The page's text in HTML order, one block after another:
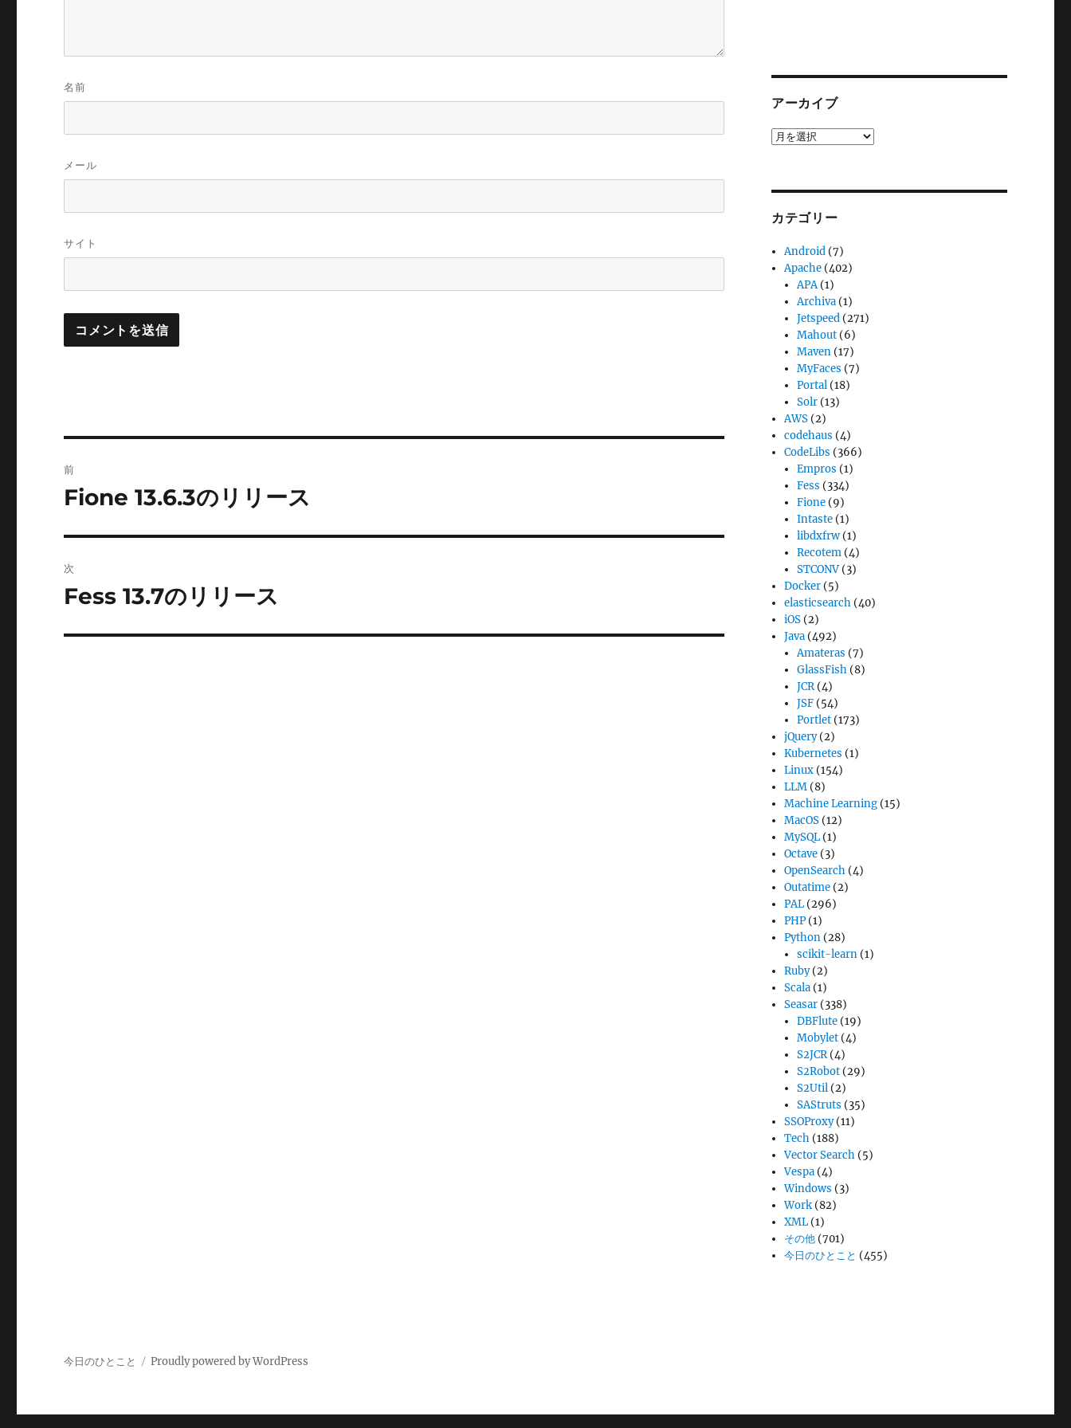
名前
メール
サイト
稿
ゲ
前
前
投
稿:
Fione 13.6.3のリリース
次
次
投
Fess 13.7のリリース
アーカイブ
ア
カテゴリー
Android (7)
Apache (402)
APA(1)
Archiva (1)
Jetspeed (271)
Mahout (6)
Maven (17)
MyFaces (7)
Portal (18)
Solr (13)
AWS (2)
codehaus (4)
CodeLibs (366)
Empros (1)
Fess (334)
Fione (9)
Intaste (1)
libdxfrw (1)
Recotem (4)
STCONV (3)
Docker (5)
elasticsearch (40)
iOS (2)
Java (492)
Amateras (7)
GlassFish (8)
JCR(4)
JSF (54)
Portlet (173)
jQuery(2)
Kubernetes (1)
Linux (154)
LLM (8)
Machine Learning (15)
MacOS (12)
MySQL (1)
Octave (3)
OpenSearch (4)
Outatime (2)
PAL (296)
PHP (1)
Python (28)
scikit-learn (1)
Ruby(2)
Scala (1)
Seasar (338)
DBFlute (19)
Mobylet (4)
S2JCR(4)
S2Robot (29)
S2Util (2)
SAStruts (35)
SSOProxy(11)
Tech (188)
Vector Search (5)
Vespa (4)
Windows (3)
Work (82)
XML (1)
その他 (701)
今日のひとこと (455)
今日のひとこと Proudly powered by WordPress